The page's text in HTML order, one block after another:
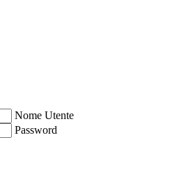
Nome Utente
Password